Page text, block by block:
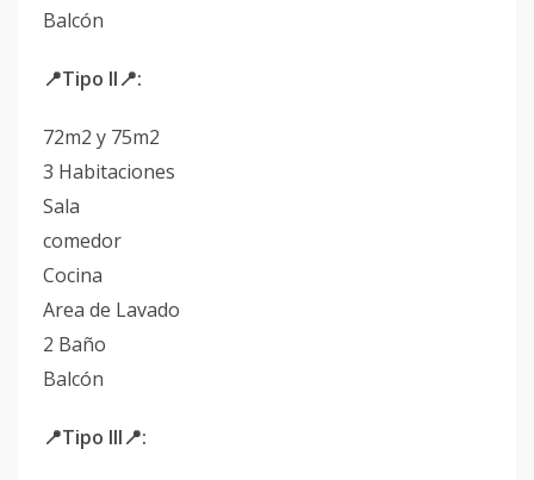
Balcón
📍Tipo II📍:
72m2 y 75m2
3 Habitaciones
Sala
comedor
Cocina
Area de Lavado
2 Baño
Balcón
📍Tipo III📍: